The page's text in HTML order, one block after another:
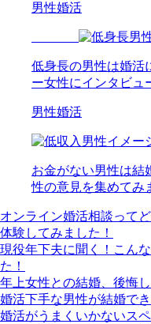
男性婚活
低身長の男性は婚活
ー女性にインタビュ
男性婚活
お金がない男性は結
性の意見を集めてみ
オンライン婚活相談って
体験してみました！
現役年下夫に聞く！こん
た！
年上女性との結婚、後悔
婚活下手な男性が結婚で
婚活がうまくいかないス